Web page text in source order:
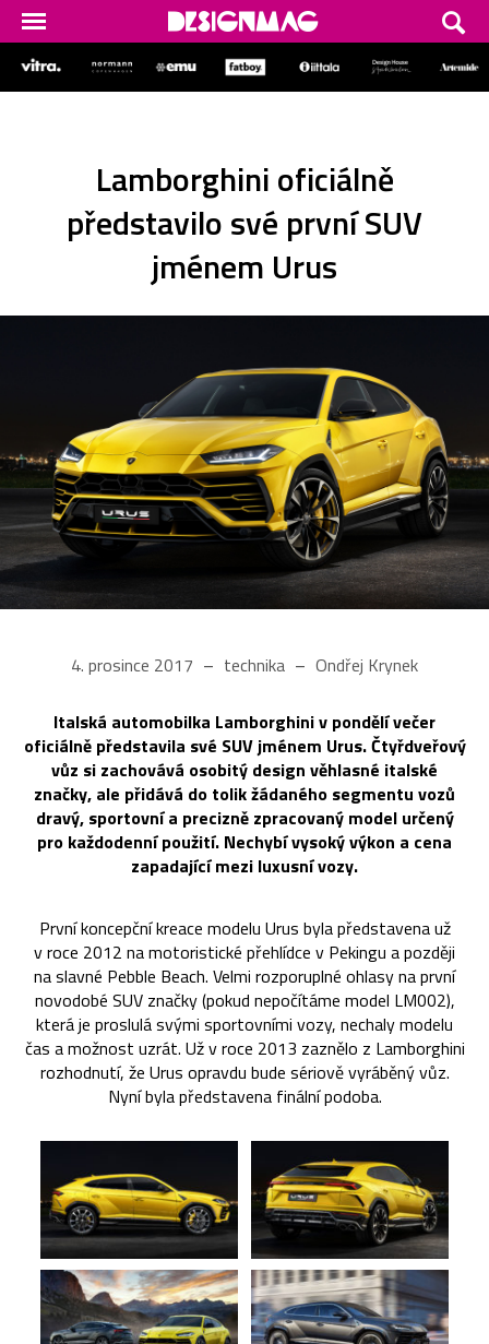
Lamborghini oficiálně
představilo své první SUV
jménem Urus
4. prosince 2017 technika Ondřej Krynek
Italská automobilka Lamborghini v pondělí večer
oficiálně představila své SUV jménem Urus. Čtyřdveřový
vůz si zachovává osobitý design věhlasné italské
značky, ale přidává do tolik žádaného segmentu vozů
dravý, sportovní a precizně zpracovaný model určený
pro každodenní použití. Nechybí vysoký výkon a cena
zapadající mezi luxusní vozy.
První koncepční kreace modelu Urus byla představena už
v roce 2012 na motoristické přehlídce v Pekingu a později
na slavné Pebble Beach. Velmi rozporuplné ohlasy na první
novodobé SUV značky (pokud nepočítáme model LM002),
která je proslulá svými sportovními vozy, nechaly modelu
čas a možnost uzrát. Už v roce 2013 zaznělo z Lamborghini
rozhodnutí, že Urus opravdu bude sériově vyráběný vůz.
Nyní byla představena finální podoba.